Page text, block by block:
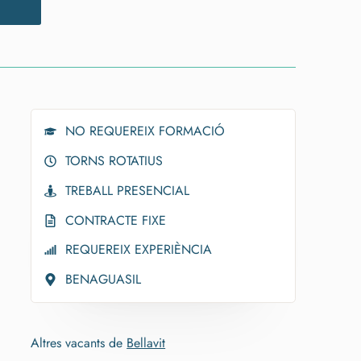
NO REQUEREIX FORMACIÓ
TORNS ROTATIUS
TREBALL PRESENCIAL
CONTRACTE FIXE
REQUEREIX EXPERIÈNCIA
BENAGUASIL
Altres vacants de Bellavit